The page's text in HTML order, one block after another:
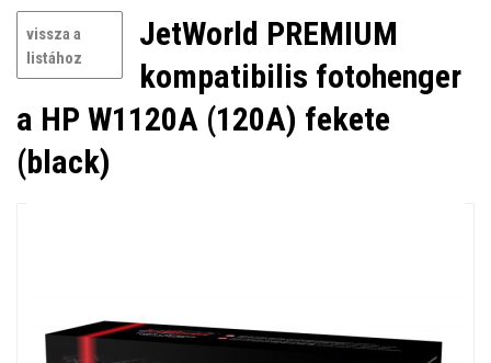
vissza a
listához
JetWorld PREMIUM
kompatibilis fotohenger
a HP W1120A (120A) fekete
(black)